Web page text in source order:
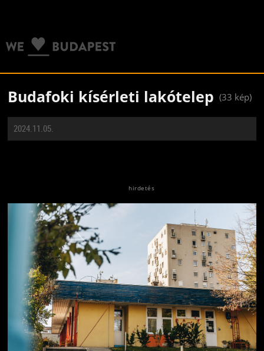
Budafoki kísérleti lakótelep (33 kép)
2024.11.05.
Jön még kép!